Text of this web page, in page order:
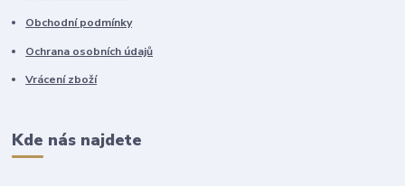
Obchodní podmínky
Ochrana osobních údajů
Vrácení zboží
Kde nás najdete